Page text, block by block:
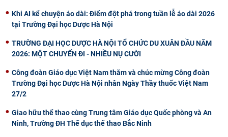
Khi AI kể chuyện áo dài: Điểm đột phá trong tuần lễ áo dài 2026
tại Trường Đại học Dược Hà Nội
TRƯỜNG ĐẠI HỌC DƯỢC HÀ NỘI TỔ CHỨC DU XUÂN ĐẦU NĂM
2026: MỘT CHUYẾN ĐI - NHIỀU NỤ CƯỜI
Công đoàn Giáo dục Việt Nam thăm và chúc mừng Công đoàn
Trường Đại học Dược Hà Nội nhân Ngày Thầy thuốc Việt Nam
27/2
Giao hữu thể thao cùng Trung tâm Giáo dục Quốc phòng và An
Ninh, Trường ĐH Thể dục thể thao Bắc Ninh